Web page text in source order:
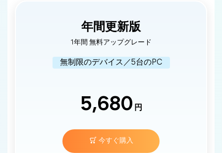
年間更新版
1年間 無料アップグレード
無制限のデバイス／5台のPC
5,680 円
今すぐ購入